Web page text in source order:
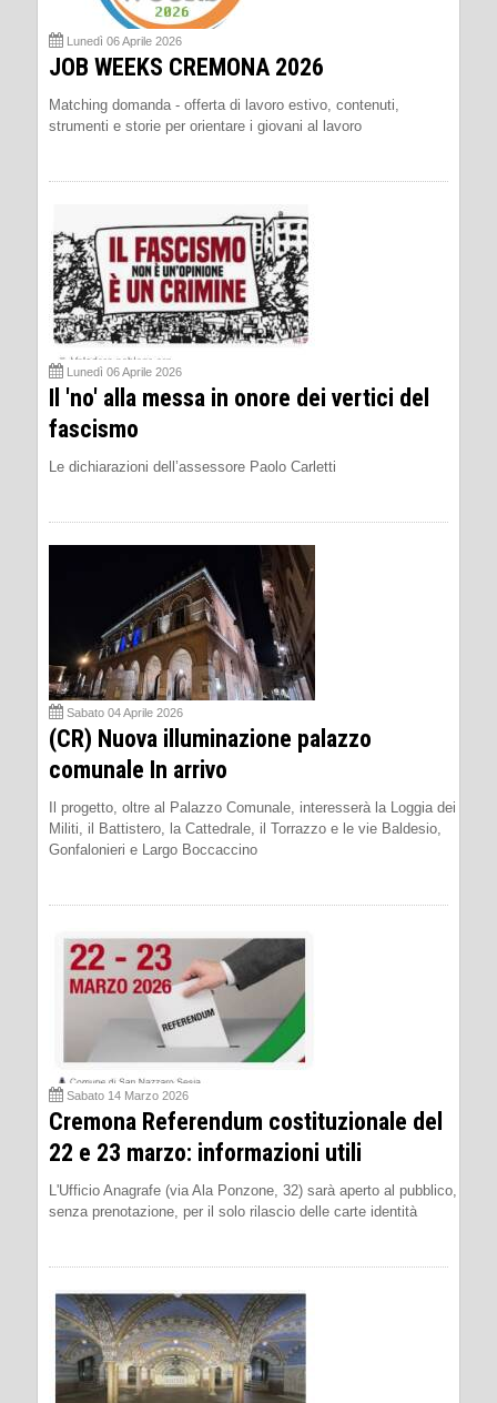
Lunedì 06 Aprile 2026
JOB WEEKS CREMONA 2026
Matching domanda - offerta di lavoro estivo, contenuti,
strumenti e storie per orientare i giovani al lavoro
Lunedì 06 Aprile 2026
Il 'no' alla messa in onore dei vertici del
fascismo
Le dichiarazioni dell’assessore Paolo Carletti
Sabato 04 Aprile 2026
(CR) Nuova illuminazione palazzo
comunale In arrivo
Il progetto, oltre al Palazzo Comunale, interesserà la Loggia dei
Militi, il Battistero, la Cattedrale, il Torrazzo e le vie Baldesio,
Gonfalonieri e Largo Boccaccino
Sabato 14 Marzo 2026
Cremona Referendum costituzionale del
22 e 23 marzo: informazioni utili
L'Ufficio Anagrafe (via Ala Ponzone, 32) sarà aperto al pubblico,
senza prenotazione, per il solo rilascio delle carte identità